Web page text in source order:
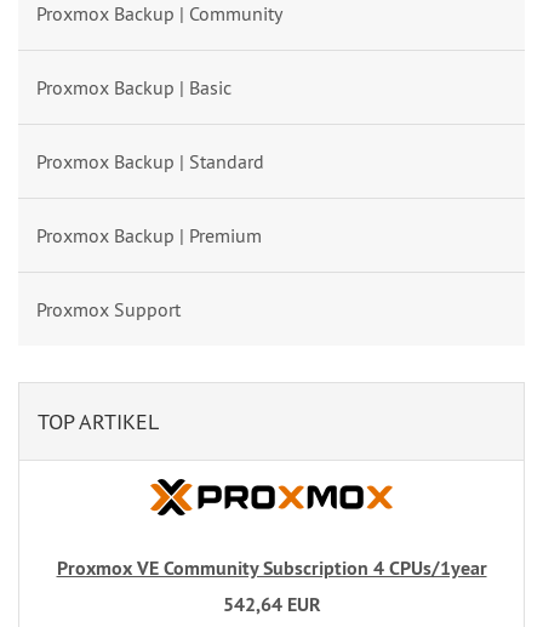
Proxmox Backup | Community
Proxmox Backup | Basic
Proxmox Backup | Standard
Proxmox Backup | Premium
Proxmox Support
TOP ARTIKEL
Proxmox VE Community Subscription 4 CPUs/1year
542,64 EUR